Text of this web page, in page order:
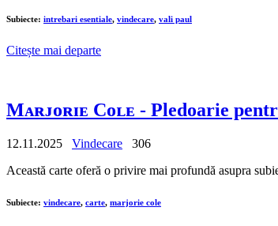
Subiecte: intrebari esentiale, vindecare, vali paul
Citește mai departe
Mᴀʀᴊᴏʀɪᴇ Cᴏʟᴇ - Pledoarie
12.11.2025 Vindecare
306
Această carte oferă o privire mai profundă asupra
Subiecte: vindecare, carte, marjorie cole